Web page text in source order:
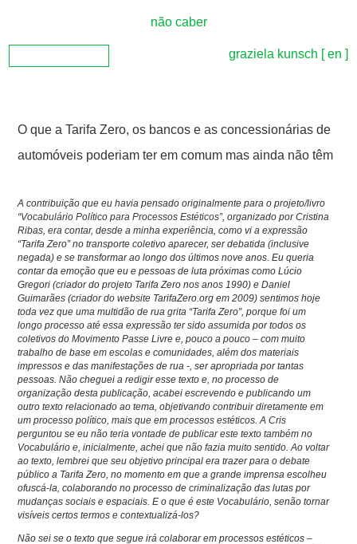
não caber
graziela kunsch [ en ]
O que a Tarifa Zero, os bancos e as concessionárias de
automóveis poderiam ter em comum mas ainda não têm
A contribuição que eu havia pensado originalmente para o projeto/livro
“Vocabulário Político para Processos Estéticos”, organizado por Cristina
Ribas, era contar, desde a minha experiência, como vi a expressão
“Tarifa Zero” no transporte coletivo aparecer, ser debatida (inclusive
negada) e se transformar ao longo dos últimos nove anos. Eu queria
contar da emoção que eu e pessoas de luta próximas como Lúcio
Gregori (criador do projeto Tarifa Zero nos anos 1990) e Daniel
Guimarães (criador do website TarifaZero.org em 2009) sentimos hoje
toda vez que uma multidão de rua grita “Tarifa Zero”, porque foi um
longo processo até essa expressão ter sido assumida por todos os
coletivos do Movimento Passe Livre e, pouco a pouco – com muito
trabalho de base em escolas e comunidades, além dos materiais
impressos e das manifestações de rua -, ser apropriada por tantas
pessoas. Não cheguei a redigir esse texto e, no processo de
organização desta publicação, acabei escrevendo e publicando um
outro texto relacionado ao tema, objetivando contribuir diretamente em
um processo político, mais que em processos estéticos. A Cris
perguntou se eu não teria vontade de publicar este texto também no
Vocabulário e, inicialmente, achei que não fazia muito sentido. Ao voltar
ao texto, lembrei que seu objetivo principal era trazer para o debate
público a Tarifa Zero, no momento em que a grande imprensa escolheu
ofuscá-la, colaborando no processo de criminalização das lutas por
mudanças sociais e espaciais. E o que é este Vocabulário, senão tornar
visíveis certos termos e contextualizá-los?
Não sei se o texto que segue irá colaborar em processos estéticos –